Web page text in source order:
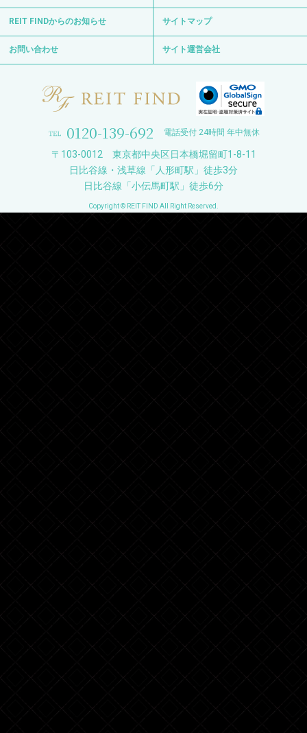
REIT FINDからのお知らせ サイトマップ
お問い合わせ サイト運営会社
0120-139-692 電話受付 24時間 年中無休
〒103-0012 東京都中央区日本橋堀留町1-8-11
日比谷線・浅草線「人形町駅」徒歩3分
日比谷線「小伝馬町駅」徒歩6分
Copyright © REIT FIND All Right Reserved.